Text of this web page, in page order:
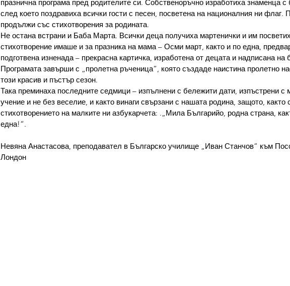
празнична програма пред родителите си. Собственоръчно изработиха знаменца с
след което поздравиха всички гости с песен, посветена на националния ни флаг.
продължи със стихотворения за родината.
Не остана встрани и Баба Марта. Всички деца получиха мартенички и им
стихотворение имаше и за празника на мама – Осми март, както и по една,
подготвена изненада – прекрасна картичка, изработена от децата и надписана на
Програмата завърши с „пролетна ръченица“, която създаде наистина пролетно
този красив и пъстър сезон.
Така преминаха последните седмици – изпълнени с бележити дати, изпъстрени с
учение и не без веселие, и както винаги свързани с нашата родина, защото, както
стихотворението на малките ни азбукарчета: .„Мила Българийо, родна страна,
една!“.
Невяна Анастасова, преподавател в Българско училище „Иван Станчов“ към
Лондон